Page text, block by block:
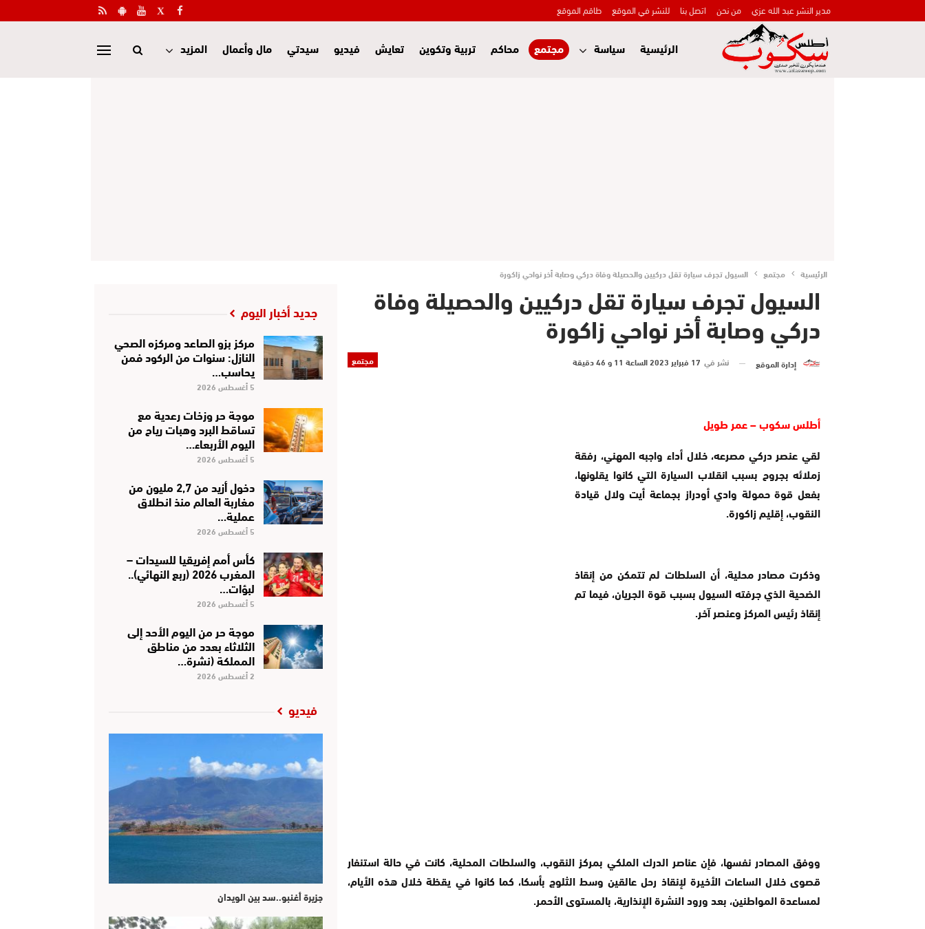
مدير النشر عبد الله عزي من نحن اتصل بنا للنشر في الموقع طاقم الموقع
الرئيسية سياسة مجتمع محاكم تربية وتكوين تعايش فيديو سيدتي مال وأعمال المزيد
الرئيسية مجتمع السيول تجرف سيارة تقل دركيين والحصيلة وفاة دركي وصابة أخر نواحي زاكورة
السيول تجرف سيارة تقل دركيين والحصيلة وفاة
دركي وصابة أخر نواحي زاكورة
مجتمع إدارة الموقع نشر في 17 فبراير 2023 الساعة 11 و 46 دقيقة
أطلس سكوب – عمر طويل
لقي عنصر دركي مصرعه، خلال أداء واجبه المهني، رفقة
زملائه بجروح بسبب انقلاب السيارة التي كانوا يقلونها،
بفعل قوة حمولة وادي أودراز بجماعة أيت ولال قيادة
النقوب، إقليم زاكورة.
وذكرت مصادر محلية، أن السلطات لم تتمكن من إنقاذ
الضحية الذي جرفته السيول بسبب قوة الجريان، فيما تم
إنقاذ رئيس المركز وعنصر آخر.
ووفق المصادر نفسها، فإن عناصر الدرك الملكي بمركز النقوب، والسلطات المحلية، كانت في حالة استنفار
قصوى خلال الساعات الأخيرة لإنقاذ رحل عالقين وسط الثلوج بأسكا، كما كانوا في يقظة خلال هذه الأيام،
لمساعدة المواطنين، بعد ورود النشرة الإنذارية، بالمستوى الأحمر.
جديد أخبار اليوم
مركز بزو الصاعد ومركزه الصحي
النازل: سنوات من الركود فمن
يحاسب…
5 أغسطس 2026
موجة حر وزخات رعدية مع
تساقط البرد وهبات رياح من
اليوم الأربعاء…
5 أغسطس 2026
دخول أزيد من 2,7 مليون من
مغاربة العالم منذ انطلاق
عملية…
5 أغسطس 2026
كأس أمم إفريقيا للسيدات –
المغرب 2026 (ربع النهائي)..
لبؤات…
5 أغسطس 2026
موجة حر من اليوم الأحد إلى
الثلاثاء بعدد من مناطق
المملكة (نشرة…
2 أغسطس 2026
فيديو
جزيرة أغنبو..سد بين الويدان